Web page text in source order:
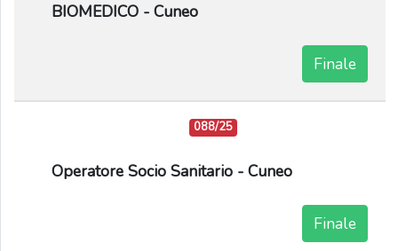
BIOMEDICO - Cuneo
Finale
088/25
Operatore Socio Sanitario - Cuneo
Finale